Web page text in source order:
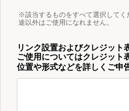
※該当するものをすべて選択してく
途以外はご使用になれません。
リンク設置およびクレジット
ご使用についてはクレジット
位置や形式などを詳しくご申